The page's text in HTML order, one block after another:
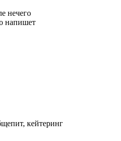
нечего
напишет
кейтеринг